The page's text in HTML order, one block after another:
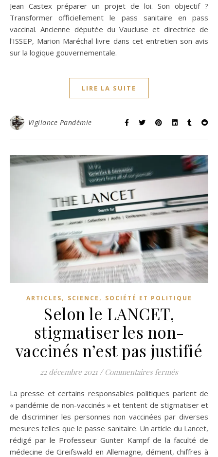
Jean Castex préparer un projet de loi. Son objectif ?
Transformer officiellement le pass sanitaire en pass
vaccinal. Ancienne députée du Vaucluse et directrice de
l'ISSEP, Marion Maréchal livre dans cet entretien son avis
sur la logique gouvernementale.
LIRE LA SUITE
Vigilance Pandémie
ARTICLES, SCIENCE , SOCIÉTÉ ET POLITIQUE
Selon le LANCET,
stigmatiser les non-
vaccinés n’est pas justifié
22 décembre 2021 / Commentaires ferméssur Selon
La presse et certains responsables politiques parlent de
« pandémie de non-vaccinés » et tentent de stigmatiser et
de discriminer les personnes non vaccinées par diverses
mesures telles que le passe sanitaire. Un article du Lancet,
rédigé par le Professeur Gunter Kampf de la faculté de
médecine de Greifswald en Allemagne, dément, chiffres à